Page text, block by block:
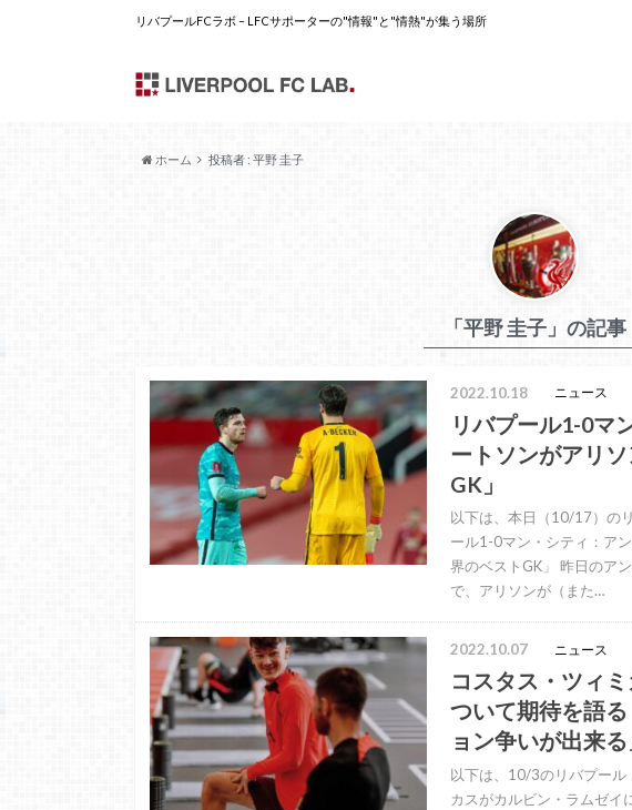
リバプールFCラボ – LFCサポーターの"情報"と"情熱"が集う場所
ホーム 投稿者 : 平野 圭子
「平野 圭子」の記事
2022.10.18 ニュース
リバプール1-0マ
ートソンがアリ
GK」
以下は、本日（10/17）の
ール1-0マン・シティ：ア
界のベストGK」 昨日のア
で、アリソンが（また…
2022.10.07 ニュース
コスタス・ツィ
ついて期待を語
ョン争いが出来る
以下は、10/3のリバプール
カスがカルビン・ラムゼイ